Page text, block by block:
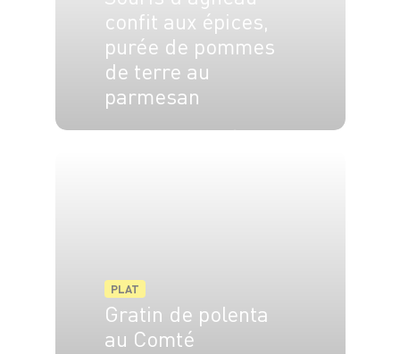
confit aux épices,
purée de pommes
de terre au
parmesan
PLAT
Gratin de polenta
au Comté